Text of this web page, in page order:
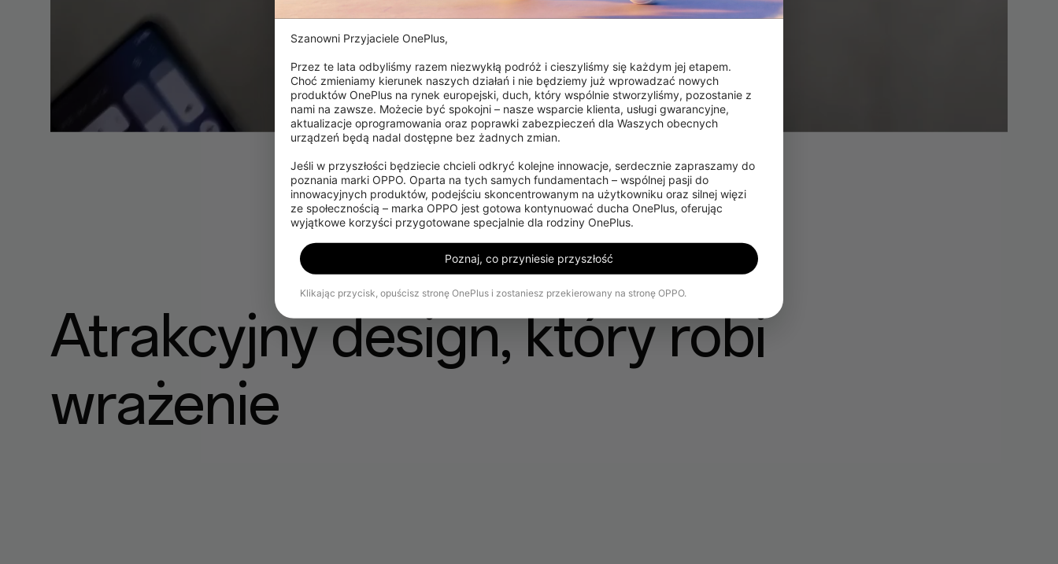
Atrakcyjny design, który robi
wrażenie
Szanowni Przyjaciele OnePlus,
Przez te lata odbyliśmy razem niezwykłą podróż i cieszyliśmy się każdym jej etapem.
Choć zmieniamy kierunek naszych działań i nie będziemy już wprowadzać nowych
produktów OnePlus na rynek europejski, duch, który wspólnie stworzyliśmy, pozostanie z
nami na zawsze. Możecie być spokojni – nasze wsparcie klienta, usługi gwarancyjne,
aktualizacje oprogramowania oraz poprawki zabezpieczeń dla Waszych obecnych
urządzeń będą nadal dostępne bez żadnych zmian.
Jeśli w przyszłości będziecie chcieli odkryć kolejne innowacje, serdecznie zapraszamy do
poznania marki OPPO. Oparta na tych samych fundamentach – wspólnej pasji do
innowacyjnych produktów, podejściu skoncentrowanym na użytkowniku oraz silnej więzi
ze społecznością – marka OPPO jest gotowa kontynuować ducha OnePlus, oferując
wyjątkowe korzyści przygotowane specjalnie dla rodziny OnePlus.
Poznaj, co przyniesie przyszłość
Klikając przycisk, opuścisz stronę OnePlus i zostaniesz przekierowany na stronę OPPO.